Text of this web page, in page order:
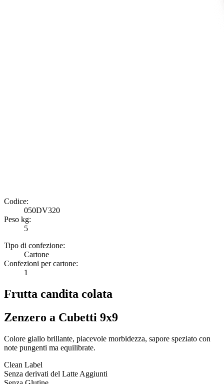
Codice:
050DV320
Peso kg:
5
Tipo di confezione:
Cartone
Confezioni per cartone:
1
Frutta candita colata
Zenzero a Cubetti 9x9
Colore giallo brillante, piacevole morbidezza, sapore speziato con
note pungenti ma equilibrate.
Clean Label
Senza derivati del Latte Aggiunti